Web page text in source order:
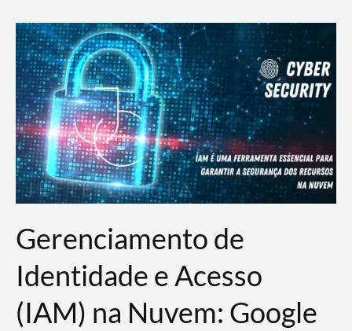
Desenvolvimento,
Segurança
e
Operações
Gerenciamento de
Identidade e Acesso
(IAM) na Nuvem: Google